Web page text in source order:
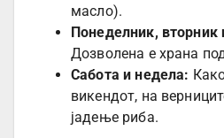
масло).
Понеделник, вторник
Дозволена е храна
Сабота и недела:
викендот, на
јадење риба.